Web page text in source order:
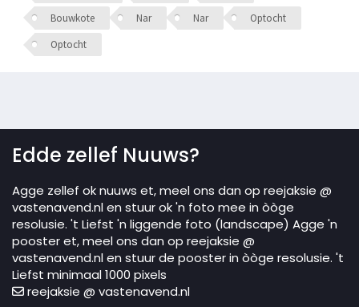
Bouwkote
Nar Nar
Optocht
Optocht
Edde zellef Nuuws?
Agge zellef ok nuuws et, meel ons dan op reejaksie @
vastenavend.nl en stuur ok 'n foto mee in òòge
resolusie. 't Liefst 'n liggende foto (landscape) Agge 'n
pooster et, meel ons dan op reejaksie @
vastenavend.nl en stuur de pooster in òòge resolusie. 't
Liefst minimaal 1000 pixels
reejaksie @ vastenavend.nl